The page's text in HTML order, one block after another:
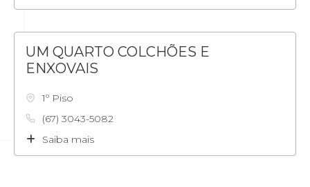
UM QUARTO COLCHÕES E
ENXOVAIS
1º Piso
(67) 3043-5082
Saiba mais